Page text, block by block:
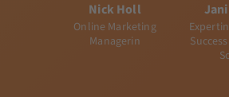
Nick Holl
Online Marketing
Managerin